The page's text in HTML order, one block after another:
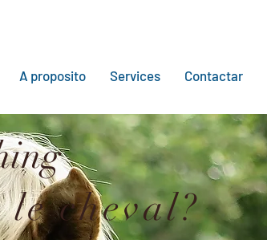
A proposito Services Contactar
cheval?